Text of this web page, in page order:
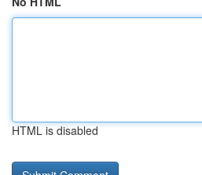
HTML is disabled